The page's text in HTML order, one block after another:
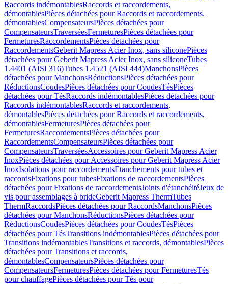
Raccords indémontablesRaccords et raccordements,
démontablesPièces détachées pour Raccords et raccordements,
démontablesCompensateursPièces détachées pour
CompensateursTraverséesFermeturesPièces détachées pour
FermeturesRaccordementsPièces détachées pour
RaccordementsGeberit Mapress Acier Inox, sans siliconePièces
détachées pour Geberit Mapress Acier Inox, sans siliconeTubes
1.4401 (AISI 316)Tubes 1.4521 (AISI 444)ManchonsPièces
détachées pour ManchonsRéductionsPièces détachées pour
RéductionsCoudesPièces détachées pour CoudesTésPièces
détachées pour TésRaccords indémontablesPièces détachées pour
Raccords indémontablesRaccords et raccordements,
démontablesPièces détachées pour Raccords et raccordements,
démontablesFermeturesPièces détachées pour
FermeturesRaccordementsPièces détachées pour
RaccordementsCompensateursPièces détachées pour
CompensateursTraverséesAccessoires pour Geberit Mapress Acier
InoxPièces détachées pour Accessoires pour Geberit Mapress Acier
InoxIsolations pour raccordementsEtanchements pour tubes et
raccordsFixations pour tubesFixations de raccordementsPièces
détachées pour Fixations de raccordementsJoints d'étanchéitéJeux de
vis pour assemblages à brideGeberit Mapress ThermTubes
ThermRaccordsPièces détachées pour RaccordsManchonsPièces
détachées pour ManchonsRéductionsPièces détachées pour
RéductionsCoudesPièces détachées pour CoudesTésPièces
détachées pour TésTransitions indémontablesPièces détachées pour
Transitions indémontablesTransitions et raccords, démontablesPièces
détachées pour Transitions et raccords,
démontablesCompensateursPièces détachées pour
CompensateursFermeturesPièces détachées pour FermeturesTés
pour chauffagePièces détachées pour Tés pour